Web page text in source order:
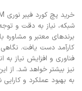
شبکه، نیاز به دقت و
برندهای معتبر و
کارآمد دست یافت.
فناوری و افزایش نیاز به
نیز بیشتر خواهد شد. از
به بهبود عملکرد و